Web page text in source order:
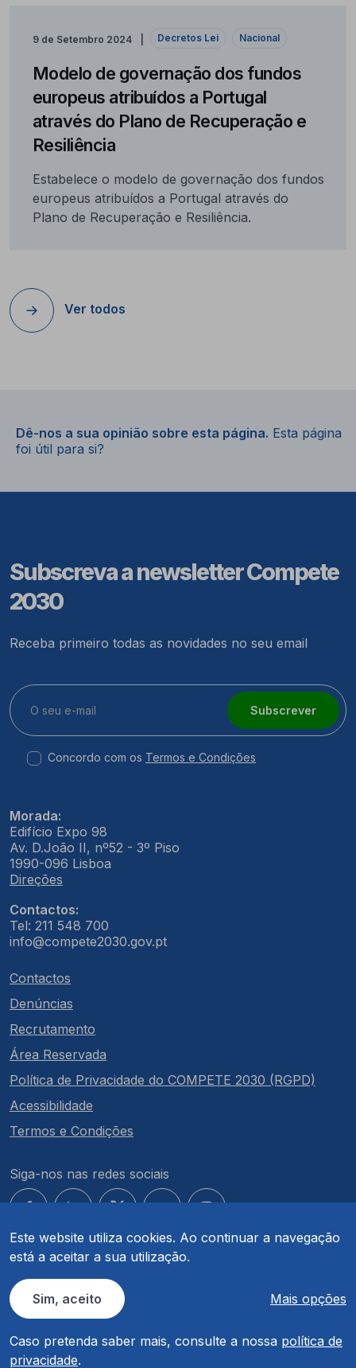
Este website utiliza cookies. Ao continuar a navegação
está a aceitar a sua utilização.
Sim, aceito Mais opções
Caso pretenda saber mais, consulte a nossa política de
privacidade.
9 de Setembro 2024 Decretos Lei Nacional
Modelo de governação dos fundos
europeus atribuídos a Portugal
através do Plano de Recuperação e
Resiliência
Estabelece o modelo de governação dos fundos
europeus atribuídos a Portugal através do
Plano de Recuperação e Resiliência.
Ver todos
Dê-nos a sua opinião sobre esta página. Esta página
foi útil para si?
Subscreva a newsletter Compete
2030
Receba primeiro todas as novidades no seu email
Subscrever
Concordo com os Termos e Condições
Morada:
Edifício Expo 98
Av. D.João II, nº52 - 3º Piso
1990-096 Lisboa
Direções
Contactos:
Tel: 211 548 700
info@compete2030.gov.pt
Contactos
Denúncias
Recrutamento
Área Reservada
Política de Privacidade do COMPETE 2030 (RGPD)
Acessibilidade
Termos e Condições
Siga-nos nas redes sociais
© COMPETE 2030. Todos os direitos reservados.